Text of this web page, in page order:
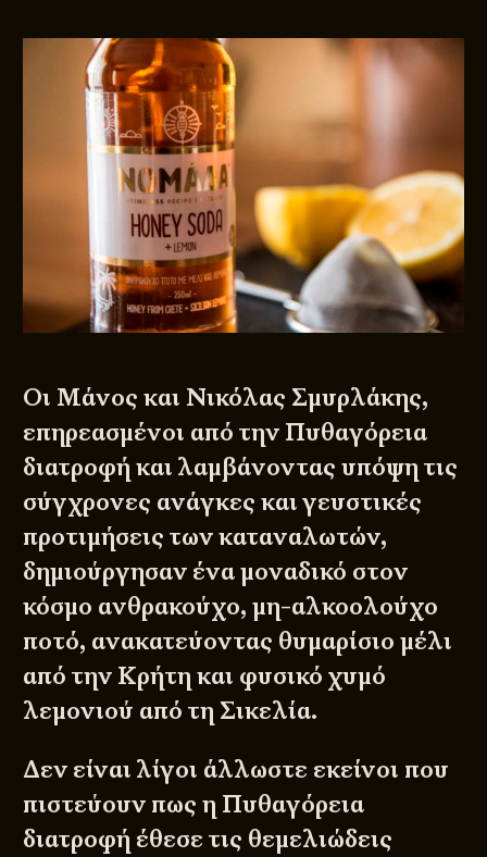
Οι Μάνος και Νικόλας Σμυρλάκης,
επηρεασμένοι από την Πυθαγόρεια
διατροφή και λαμβάνοντας υπόψη τις
σύγχρονες ανάγκες και γευστικές
προτιμήσεις των καταναλωτών,
δημιούργησαν ένα μοναδικό στον
κόσμο ανθρακούχο, μη-αλκοολούχο
ποτό, ανακατεύοντας θυμαρίσιο μέλι
από την Κρήτη και φυσικό χυμό
λεμονιού από τη Σικελία.
Δεν είναι λίγοι άλλωστε εκείνοι που
πιστεύουν πως η Πυθαγόρεια
διατροφή έθεσε τις θεμελιώδεις